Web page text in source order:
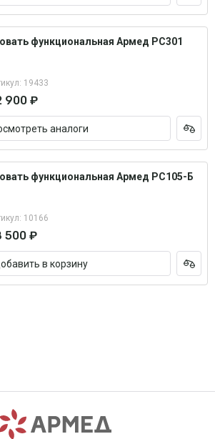
функциональная Армед РС301
19433
900 ₽
аналоги
функциональная Армед РС105-Б
10166
500 ₽
в корзину